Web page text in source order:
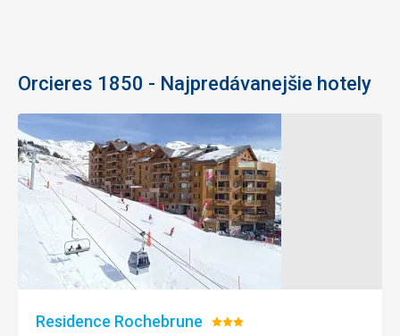
Orcieres 1850 - Najpredávanejšie hotely
Residence Rochebrune Hodnotenie: